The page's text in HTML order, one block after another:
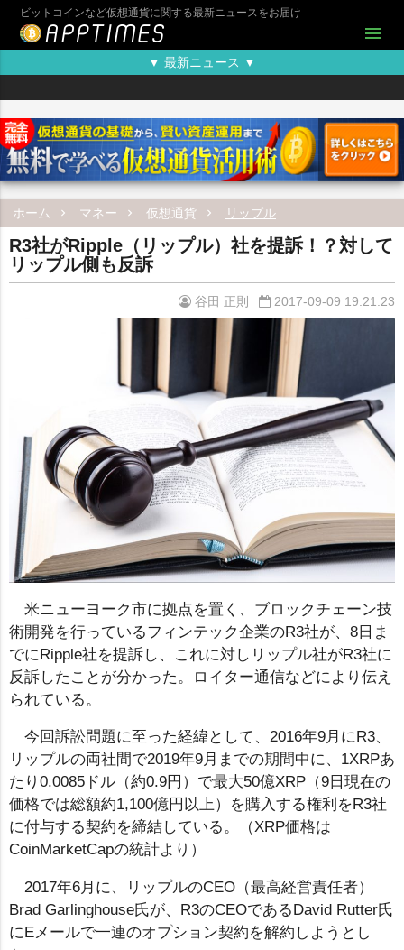
ビットコインなど仮想通貨に関する最新ニュースをお届け
menu
▼ 最新ニュース ▼
ホーム マネー 仮想通貨 リップル
R3社がRipple（リップル）社を提訴！？対して
リップル側も反訴
谷田 正則 2017-09-09 19:21:23
米ニューヨーク市に拠点を置く、ブロックチェーン技
術開発を行っているフィンテック企業のR3社が、8日ま
でにRipple社を提訴し、これに対しリップル社がR3社に
反訴したことが分かった。ロイター通信などにより伝え
られている。
今回訴訟問題に至った経緯として、2016年9月にR3、
リップルの両社間で2019年9月までの期間中に、1XRPあ
たり0.0085ドル（約0.9円）で最大50億XRP（9日現在の
価格では総額約1,100億円以上）を購入す​​る権利をR3社
に付与する契約を締結している。（XRP価格は
CoinMarketCapの統計より）
2017年6月に、リップルのCEO（最高経営責任者）
Brad Garlinghouse氏が、R3のCEOであるDavid Rutter氏
にEメールで一連のオプション契約を解約しようとし